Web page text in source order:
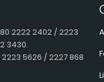
2222 2402 / 2223
3430.
5626 / 2227 868